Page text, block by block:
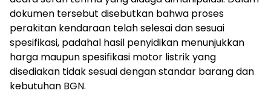
dokumen tersebut disebutkan bahwa proses
perakitan kendaraan telah selesai dan sesuai
spesifikasi, padahal hasil penyidikan menunjukkan
harga maupun spesifikasi motor listrik yang
disediakan tidak sesuai dengan standar barang dan
kebutuhan BGN.